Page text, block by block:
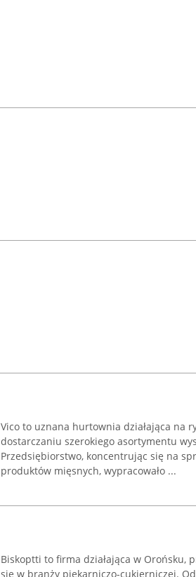
Vico to uznana hurtownia działająca na
dostarczaniu szerokiego asortymentu
Przedsiębiorstwo, koncentrując się na
produktów mięsnych, wypracowało ...
Biskoptti to firma działająca w Orońsku,
się w branży piekarniczo-cukierniczej.